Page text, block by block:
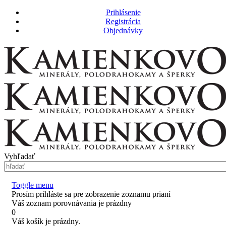
Prihlásenie
Registrácia
Objednávky
Vyhľadať
Toggle menu
Prosím prihláste sa pre zobrazenie zoznamu prianí
Váš zoznam porovnávania je prázdny
0
Váš košík je prázdny.